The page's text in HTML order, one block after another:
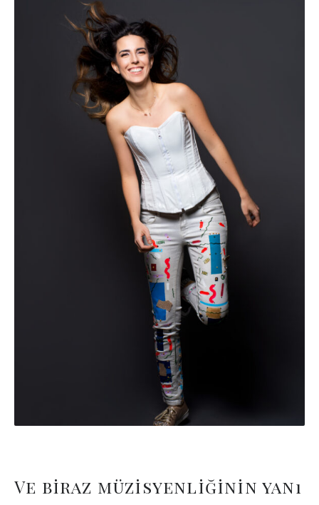
Ve biraz müzisyenliğinin yanı